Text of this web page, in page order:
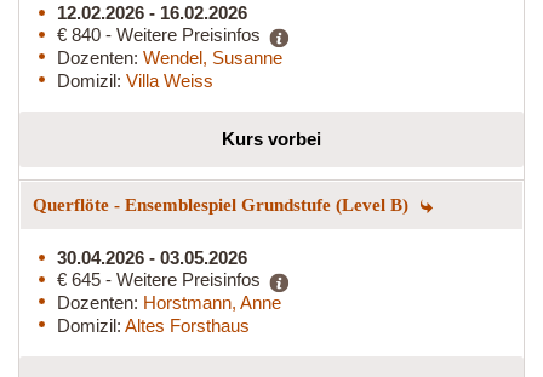
12.02.2026 - 16.02.2026
€ 840 - Weitere Preisinfos
Dozenten: Wendel, Susanne
Domizil: Villa Weiss
Kurs vorbei
Querflöte - Ensemblespiel Grundstufe (Level B)
30.04.2026 - 03.05.2026
€ 645 - Weitere Preisinfos
Dozenten: Horstmann, Anne
Domizil: Altes Forsthaus